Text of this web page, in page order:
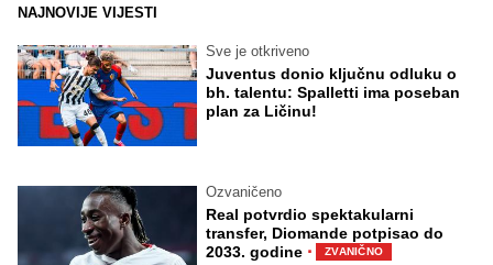
NAJNOVIJE VIJESTI
Sve je otkriveno
Juventus donio ključnu odluku o
bh. talentu: Spalletti ima poseban
plan za Ličinu!
Ozvaničeno
Real potvrdio spektakularni
transfer, Diomande potpisao do
2033. godine · ZVANIČNO